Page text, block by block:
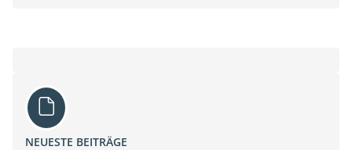
NEUESTE BEITRÄGE